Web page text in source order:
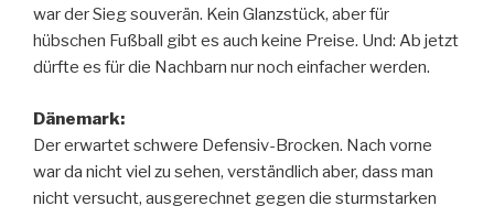
war der Sieg souverän. Kein Glanzstück, aber für
hübschen Fußball gibt es auch keine Preise. Und: Ab jetzt
dürfte es für die Nachbarn nur noch einfacher werden.
Dänemark:
Der erwartet schwere Defensiv-Brocken. Nach vorne
war da nicht viel zu sehen, verständlich aber, dass man
nicht versucht, ausgerechnet gegen die sturmstarken